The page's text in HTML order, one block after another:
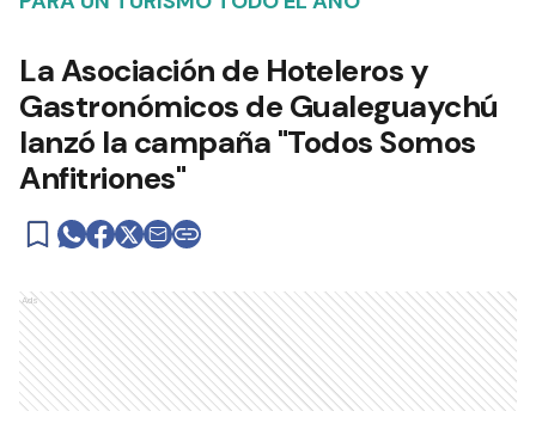
La Asociación de Hoteleros y
Gastronómicos de Gualeguaychú
lanzó la campaña "Todos Somos
Anfitriones"
Ads